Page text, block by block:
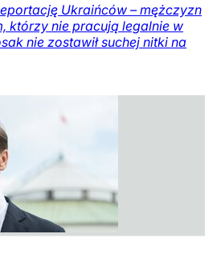
Ukraińców – mężczyzn
którzy nie pracują legalnie w
nie zostawił suchej nitki na